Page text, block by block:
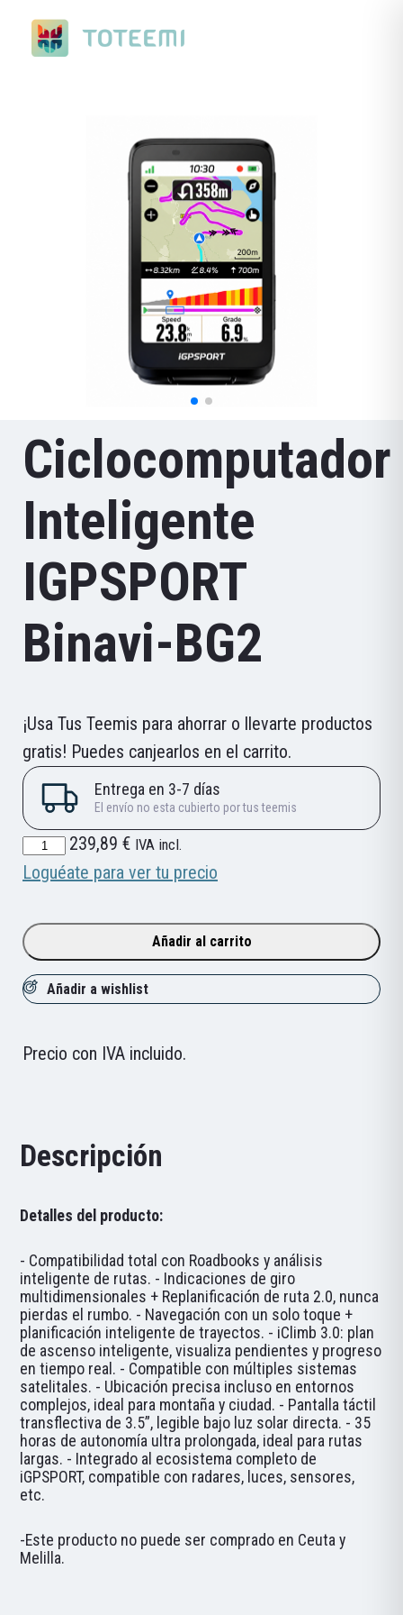
Ciclocomputador
Inteligente
IGPSPORT
Binavi-BG2
¡Usa Tus Teemis para ahorrar o llevarte productos
gratis! Puedes canjearlos en el carrito.
Ciclocomputador
Inteligente
Binavi-
BG2
cantidad
239,89€ IVA incl.
Loguéate para ver tu precio
Añadir al carrito
Añadir a wishlist
Precio con IVA incluido.
Descripción
Detalles del producto:
- Compatibilidad total con Roadbooks y análisis
inteligente de rutas. - Indicaciones de giro
multidimensionales + Replanificación de ruta 2.0, nunca
pierdas el rumbo. - Navegación con un solo toque +
planificación inteligente de trayectos. - iClimb 3.0: plan
de ascenso inteligente, visualiza pendientes y progreso
en tiempo real. - Compatible con múltiples sistemas
satelitales. - Ubicación precisa incluso en entornos
complejos, ideal para montaña y ciudad. - Pantalla táctil
transflectiva de 3.5”, legible bajo luz solar directa. - 35
horas de autonomía ultra prolongada, ideal para rutas
largas. - Integrado al ecosistema completo de
iGPSPORT, compatible con radares, luces, sensores,
etc.
-Este producto no puede ser comprado en Ceuta y
Melilla.